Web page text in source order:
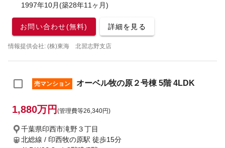
1997年10月(築28年11ヶ月)
お問い合わせ(無料) 詳細を見る
情報提供会社: (株)東海 北習志野支店
売マンション オーベル牧の原２号棟 5階 4LDK
1,880万円 (管理費等26,340円)
千葉県印西市滝野３丁目
北総線 / 印西牧の原駅 徒歩15分